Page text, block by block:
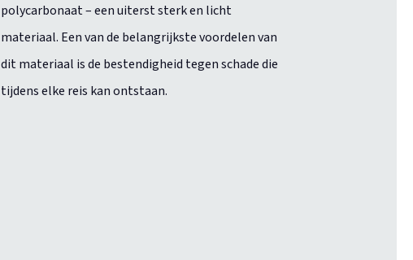
polycarbonaat – een uiterst sterk en licht
materiaal. Een van de belangrijkste voordelen van
dit materiaal is de bestendigheid tegen schade die
tijdens elke reis kan ontstaan.